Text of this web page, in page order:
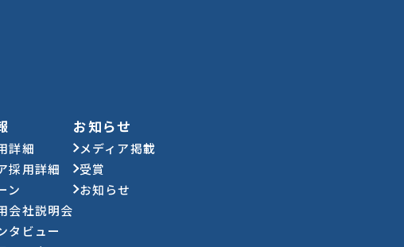
詳細
採用詳細
ン
会社説明会
タビュー
お知らせ
メディア掲載
受賞
お知らせ